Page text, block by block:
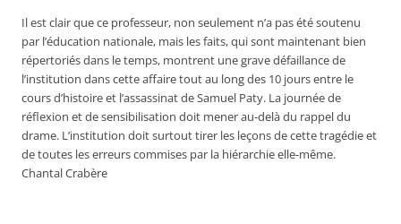
Il est clair que ce professeur, non seulement n’a pas été soutenu
par l’éducation nationale, mais les faits, qui sont maintenant bien
répertoriés dans le temps, montrent une grave défaillance de
l’institution dans cette affaire tout au long des 10 jours entre le
cours d’histoire et l’assassinat de Samuel Paty. La journée de
réflexion et de sensibilisation doit mener au-delà du rappel du
drame. L’institution doit surtout tirer les leçons de cette tragédie et
de toutes les erreurs commises par la hiérarchie elle-même.
Chantal Crabère